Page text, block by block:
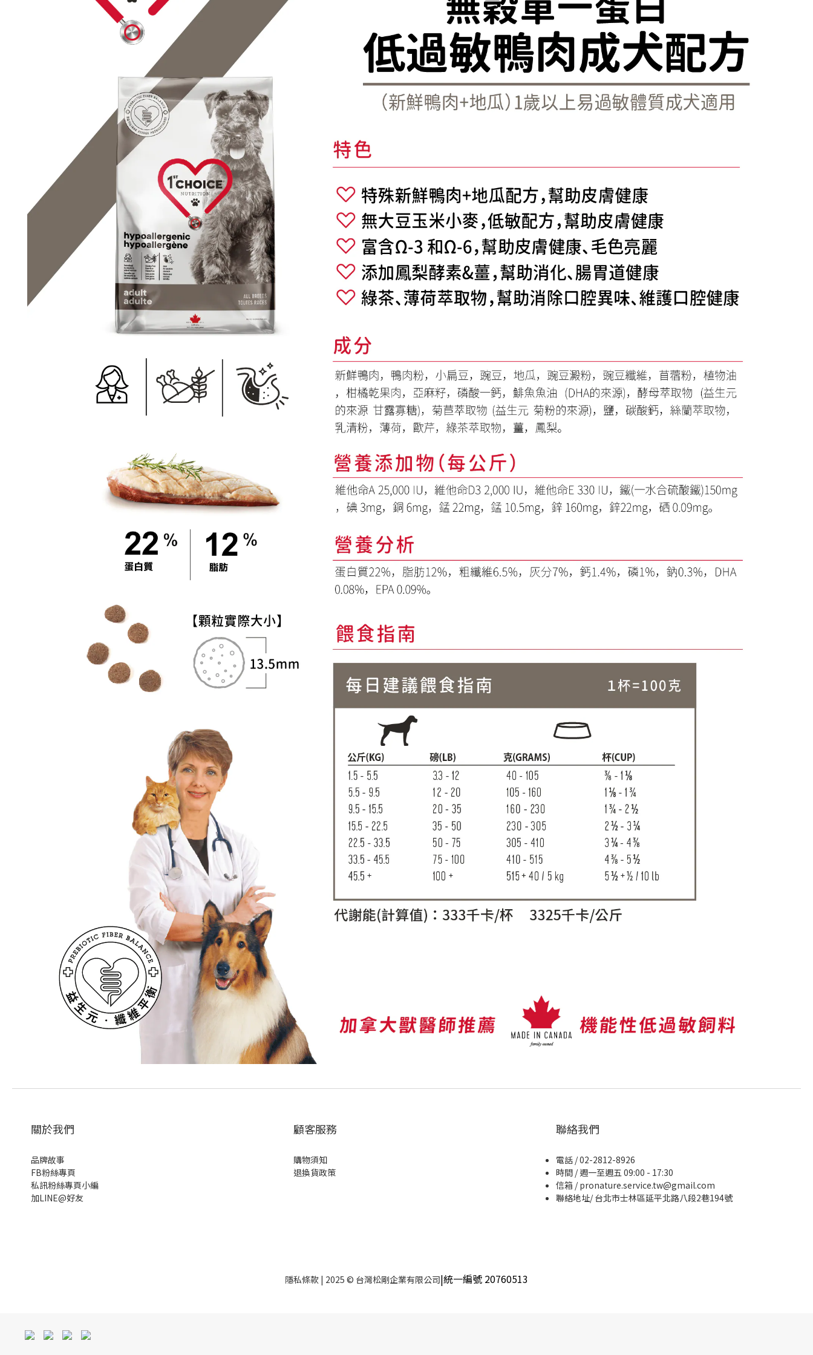
關於我們
品牌故事
FB粉絲專頁
私訊粉絲專頁小編
加LINE@好友
顧客服務
購物須知
退換貨政策
聯絡我們
電話 / 02-2812-8926
時間 / 週一至週五 09:00 - 17:30
信箱 / pronature.service.tw@gmail.com
聯絡地址/ 台北市士林區延平北路八段2巷194號
隱私條款 | 2025 © 台灣松剛企業有限公司|統一編號 20760513